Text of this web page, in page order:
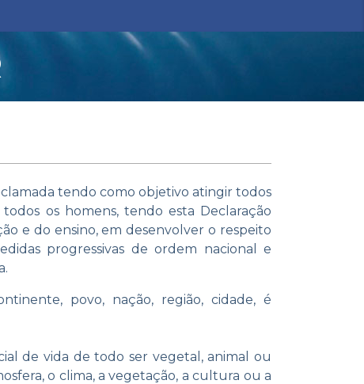
tendo como objetivo atingir todos
os homens, tendo esta Declaração
e do ensino, em desenvolver o respeito
progressivas de ordem nacional e
povo, nação, região, cidade, é
de vida de todo ser vegetal, animal ou
o clima, a vegetação, a cultura ou a